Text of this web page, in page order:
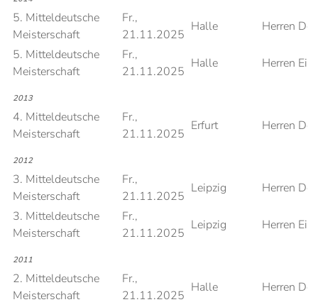
5. Mitteldeutsche
Meisterschaft
Fr.,
21.11.2025
Halle
Herren
5. Mitteldeutsche
Meisterschaft
Fr.,
21.11.2025
Halle Herren
2013
4. Mitteldeutsche
Meisterschaft
Fr.,
21.11.2025
Erfurt Herren
2012
3. Mitteldeutsche
Meisterschaft
Fr.,
21.11.2025
Leipzig
Herren
3. Mitteldeutsche
Meisterschaft
Fr.,
21.11.2025
Leipzig Herren
2011
2. Mitteldeutsche
Meisterschaft
Fr.,
21.11.2025
Halle
Herren